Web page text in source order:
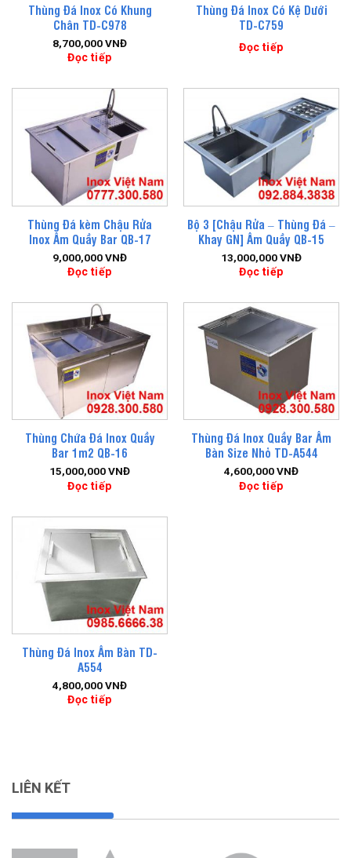
Thùng Đá Inox Có Khung
Chân TD-C978
8,700,000VNĐ
Đọc tiếp
Thùng Đá Inox Có Kệ Dưới
TD-C759
Đọc tiếp
Thùng Đá kèm Chậu Rửa
Inox Âm Quầy Bar QB-17
9,000,000VNĐ
Đọc tiếp
Bộ 3 [Chậu Rửa – Thùng Đá –
Khay GN] Âm Quầy QB-15
13,000,000VNĐ
Đọc tiếp
Thùng Chứa Đá Inox Quầy
Bar 1m2 QB-16
15,000,000VNĐ
Đọc tiếp
Thùng Đá Inox Quầy Bar Âm
Bàn Size Nhỏ TD-A544
4,600,000VNĐ
Đọc tiếp
Thùng Đá Inox Âm Bàn TD-
A554
4,800,000VNĐ
Đọc tiếp
LIÊN KẾT